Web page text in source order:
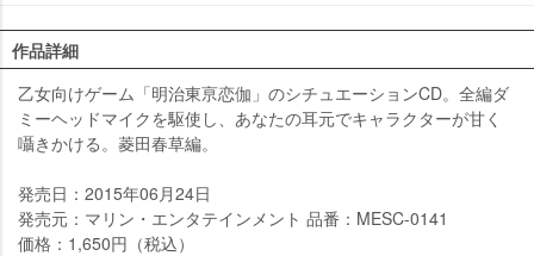
作品詳細
乙女向けゲーム「明治東亰恋伽」のシチュエーションCD。全編ダ
ミーヘッドマイクを駆使し、あなたの耳元でキャラクターが甘く
囁きかける。菱田春草編。
発売日：2015年06月24日
発売元：マリン・エンタテインメント 品番：MESC-0141
価格：1,650円（税込）